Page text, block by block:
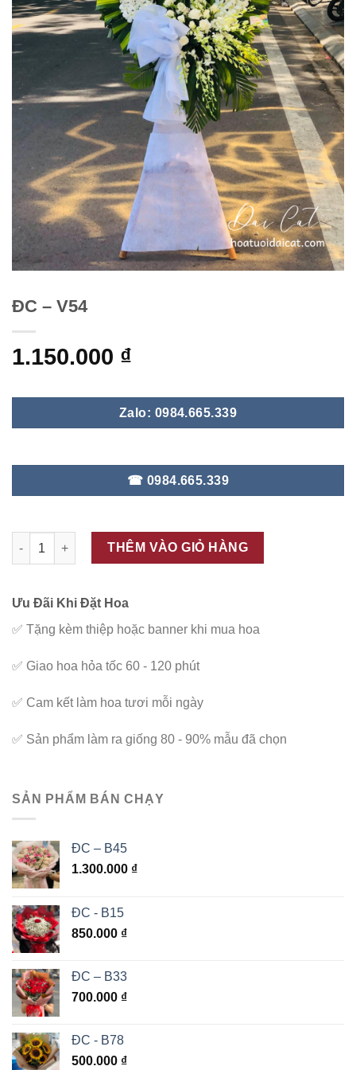
ĐC – V54
1.150.000 ₫
Zalo: 0984.665.339
☎ 0984.665.339
ĐC - V54 số lượng
THÊM VÀO GIỎ HÀNG
Ưu Đãi Khi Đặt Hoa
✅ Tặng kèm thiệp hoặc banner khi mua hoa
✅ Giao hoa hỏa tốc 60 - 120 phút
✅ Cam kết làm hoa tươi mỗi ngày
✅ Sản phẩm làm ra giống 80 - 90% mẫu đã chọn
SẢN PHẨM BÁN CHẠY
ĐC – B45
1.300.000 ₫
ĐC - B15
850.000 ₫
ĐC – B33
700.000 ₫
ĐC - B78
500.000 ₫